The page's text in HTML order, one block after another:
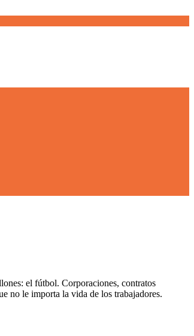
el fútbol. Corporaciones, contratos
no le importa la vida de los trabajadores.